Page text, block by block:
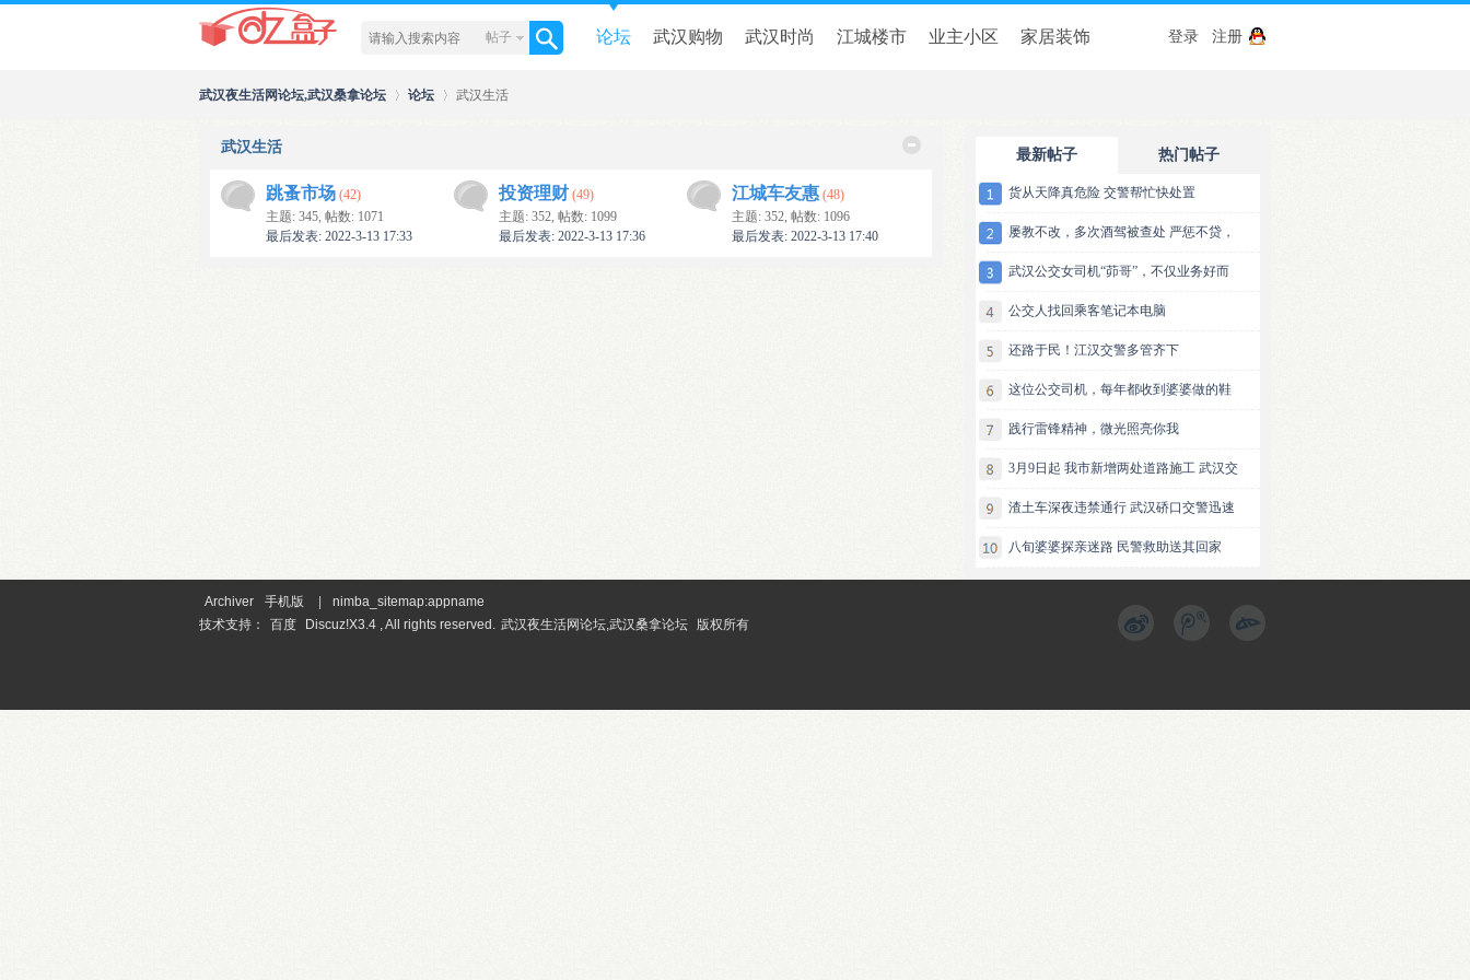
帖子 论坛 武汉购物 武汉时尚 江城楼市 业主小区 家居装饰 登录 注册
武汉夜生活网论坛,武汉桑拿论坛 论坛 武汉生活
武汉生活
跳蚤市场 (42)
主题: 345, 帖数: 1071
最后发表: 2022-3-13 17:33
投资理财 (49)
主题: 352, 帖数: 1099
最后发表: 2022-3-13 17:36
江城车友惠 (48)
主题: 352, 帖数: 1096
最后发表: 2022-3-13 17:40
最新帖子 热门帖子
货从天降真危险 交警帮忙快处置
屡教不改，多次酒驾被查处 严惩不贷，
武汉公交女司机“茆哥”，不仅业务好而
公交人找回乘客笔记本电脑
还路于民！江汉交警多管齐下
这位公交司机，每年都收到婆婆做的鞋
践行雷锋精神，微光照亮你我
3月9日起 我市新增两处道路施工 武汉交
渣土车深夜违禁通行 武汉硚口交警迅速
八旬婆婆探亲迷路 民警救助送其回家
Archiver 手机版
nimba_sitemap:appname
技术支持：
百度 Discuz!X3.4 , All rights reserved. 武汉夜生活网论坛,武汉桑拿论坛 版权所有